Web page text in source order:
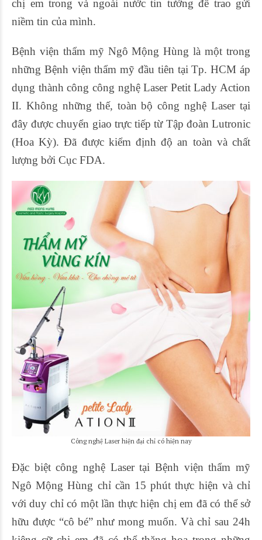
chị em trong và ngoài nước tin tưởng để trao gửi
niềm tin của mình.
Bệnh viện thẩm mỹ Ngô Mộng Hùng là một trong
những Bệnh viện thẩm mỹ đầu tiên tại Tp. HCM áp
dụng thành công công nghệ Laser Petit Lady Action
II. Không những thế, toàn bộ công nghệ Laser tại
đây được chuyển giao trực tiếp từ Tập đoàn Lutronic
(Hoa Kỳ). Đã được kiểm định độ an toàn và chất
lượng bởi Cục FDA.
Công nghệ Laser hiện đại chỉ có hiện nay
Đặc biệt công nghệ Laser tại Bệnh viện thẩm mỹ
Ngô Mộng Hùng chỉ cần 15 phút thực hiện và chỉ
với duy chỉ có một lần thực hiện chị em đã có thể sở
hữu được “cô bé” như mong muốn. Và chỉ sau 24h